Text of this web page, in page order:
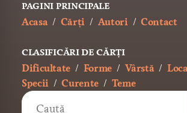
PAGINI PRINCIPALE
Acasa Cărți Autori Contact
CLASIFICĂRI DE CĂRȚI
Dificultate Forme Vârstă
Specii
Curente Teme